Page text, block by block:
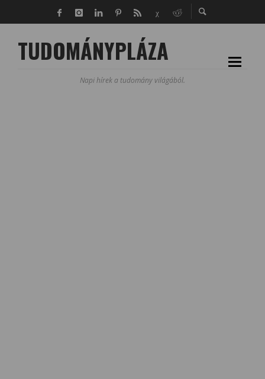
TUDOMÁNYPLÁZA
Napi hírek a tudomány világából.